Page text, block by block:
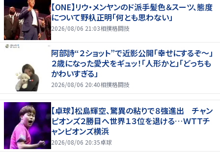
【ONE】リウ・メンヤンのド派手髪色＆スーツ、態度
について野杁正明「何とも思わない」
2026/08/06 21:03相撲格闘技
阿部詩“２ショット”で近影公開「幸せにするぞ〜」
２歳になった愛犬をギュッ！「人形かと」「どっちも
かわいすぎる」
2026/08/06 20:40相撲格闘技
【卓球】松島輝空、驚異の粘りで８強進出 チャン
ピオンズ２勝目へ世界１３位を退ける…ＷＴＴチ
ャンピオンズ横浜
2026/08/06 20:35卓球